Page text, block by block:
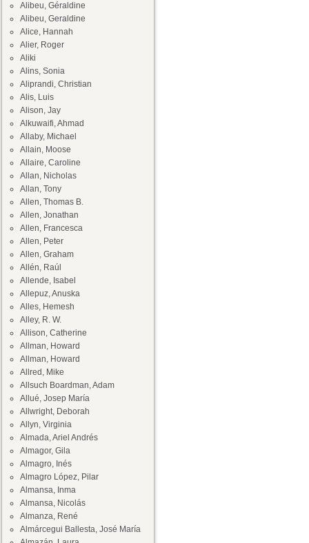
Alibeu, Géraldine
Alibeu, Geraldine
Alice, Hannah
Alier, Roger
Aliki
Alins, Sonia
Aliprandi, Christian
Alis, Luis
Alison, Jay
Alkuwaifi, Ahmad
Allaby, Michael
Allain, Moose
Allaire, Caroline
Allan, Nicholas
Allan, Tony
Allen, Thomas B.
Allen, Jonathan
Allen, Francesca
Allen, Peter
Allen, Graham
Allén, Raúl
Allende, Isabel
Allepuz, Anuska
Alles, Hemesh
Alley, R. W.
Allison, Catherine
Allman, Howard
Allman, Howard
Allred, Mike
Allsuch Boardman, Adam
Allué, Josep María
Allwright, Deborah
Allyn, Virginia
Almada, Ariel Andrés
Almagor, Gila
Almagro, Inés
Almagro López, Pilar
Almansa, Inma
Almansa, Nicolás
Almanza, René
Almárcegui Ballesta, José María